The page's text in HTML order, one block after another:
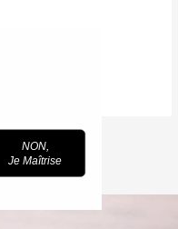
NON,
Je Maîtrise